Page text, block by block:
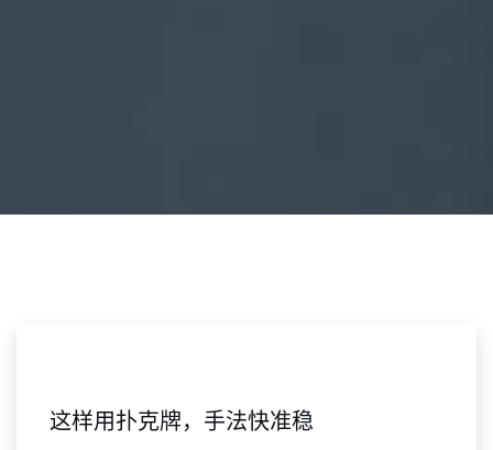
这样用扑克牌，手法快准稳